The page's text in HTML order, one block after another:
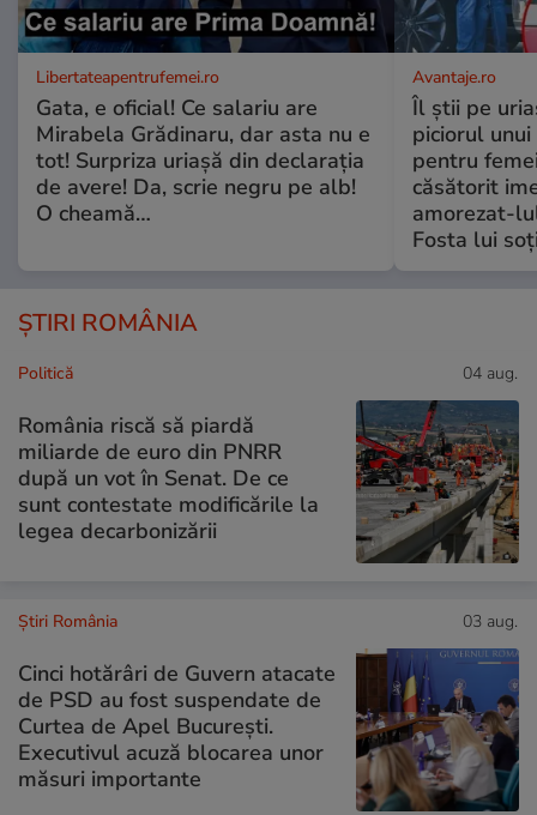
Libertateapentrufemei.ro
Gata, e oficial! Ce salariu are
Mirabela Grădinaru, dar asta nu e
tot! Surpriza uriașă din declarația
de avere! Da, scrie negru pe alb!
O cheamă…
Avantaje.ro
Îl știi pe
piciorul
pentru
căsătorit
amorezat-
Fosta lui
ȘTIRI ROMÂNIA
Politică 04 aug.
România riscă să piardă
miliarde de euro din PNRR
după un vot în Senat. De ce
sunt contestate modificările la
legea decarbonizării
Știri România 03 aug.
Cinci hotărâri de Guvern atacate
de PSD au fost suspendate de
Curtea de Apel București.
Executivul acuză blocarea unor
măsuri importante